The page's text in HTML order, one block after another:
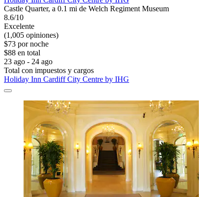
Castle Quarter, a 0.1 mi de Welch Regiment Museum
8.6/10
Excelente
(1,005 opiniones)
$73 por noche
$88 en total
23 ago - 24 ago
Total con impuestos y cargos
Holiday Inn Cardiff City Centre by IHG